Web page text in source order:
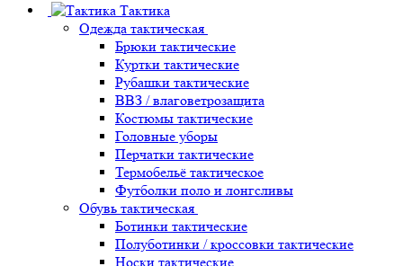
Тактика
Одежда тактическая
Брюки тактические
Куртки тактические
Рубашки тактические
ВВЗ / влаговетрозащита
Костюмы тактические
Головные уборы
Перчатки тактические
Термобельё тактическое
Футболки поло и лонгсливы
Обувь тактическая
Ботинки тактические
Полуботинки / кроссовки тактические
Носки тактические